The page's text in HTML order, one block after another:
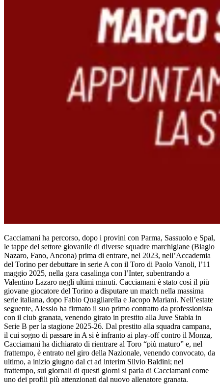
Cacciamani ha percorso, dopo i provini con Parma, Sassuolo e Spal,
le tappe del settore giovanile di diverse squadre marchigiane (Biagio
Nazaro, Fano, Ancona) prima di entrare, nel 2023, nell’Accademia
del Torino per debuttare in serie A con il Toro di Paolo Vanoli, l’11
maggio 2025, nella gara casalinga con l’Inter, subentrando a
Valentino Lazaro negli ultimi minuti. Cacciamani è stato così il più
giovane giocatore del Torino a disputare un match nella massima
serie italiana, dopo Fabio Quagliarella e Jacopo Mariani. Nell’estate
seguente, Alessio ha firmato il suo primo contratto da professionista
con il club granata, venendo girato in prestito alla Juve Stabia in
Serie B per la stagione 2025-26. Dal prestito alla squadra campana,
il cui sogno di passare in A si è infranto ai play-off contro il Monza,
Cacciamani ha dichiarato di rientrare al Toro “più maturo” e, nel
frattempo, è entrato nel giro della Nazionale, venendo convocato, da
ultimo, a inizio giugno dal ct ad interim Silvio Baldini; nel
frattempo, sui giornali di questi giorni si parla di Cacciamani come
uno dei profili più attenzionati dal nuovo allenatore granata.